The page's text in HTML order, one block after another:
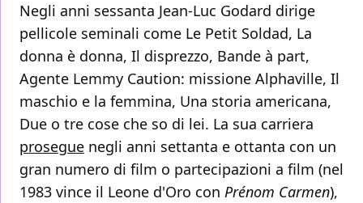
Negli anni sessanta Jean-Luc Godard dirige
pellicole seminali come Le Petit Soldad, La
donna è donna, Il disprezzo, Bande à part,
Agente Lemmy Caution: missione Alphaville, Il
maschio e la femmina, Una storia americana,
Due o tre cose che so di lei. La sua carriera
prosegue negli anni settanta e ottanta con un
gran numero di film o partecipazioni a film (nel
1983 vince il Leone d'Oro con Prénom Carmen),